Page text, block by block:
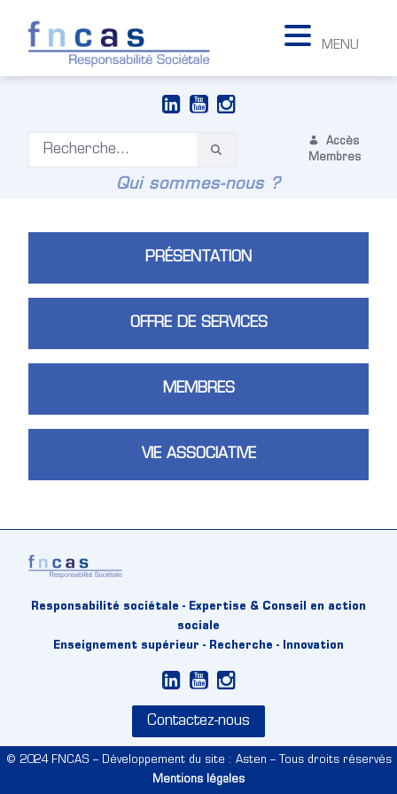
Accès
Membres
MENU
Qui sommes-nous ?
PRÉSENTATION
OFFRE DE SERVICES
MEMBRES
VIE ASSOCIATIVE
Responsabilité sociétale - Expertise & Conseil en action
sociale
Enseignement supérieur - Recherche - Innovation
Contactez-nous
© 2024 FNCAS – Développement du site : Asten – Tous droits réservés
Mentions légales